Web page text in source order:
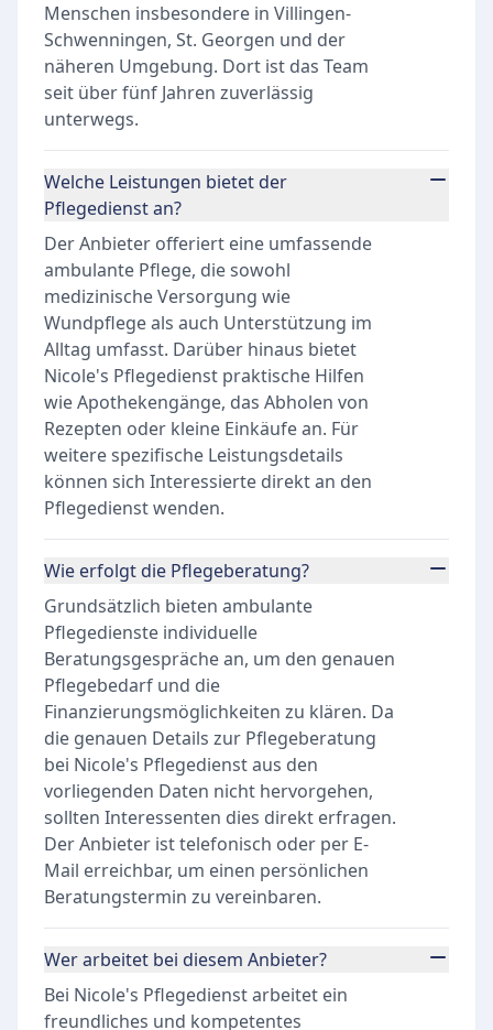
Menschen insbesondere in Villingen-
Schwenningen, St. Georgen und der
näheren Umgebung. Dort ist das Team
seit über fünf Jahren zuverlässig
unterwegs.
Welche Leistungen bietet der
Pflegedienst an?
Der Anbieter offeriert eine umfassende
ambulante Pflege, die sowohl
medizinische Versorgung wie
Wundpflege als auch Unterstützung im
Alltag umfasst. Darüber hinaus bietet
Nicole's Pflegedienst praktische Hilfen
wie Apothekengänge, das Abholen von
Rezepten oder kleine Einkäufe an. Für
weitere spezifische Leistungsdetails
können sich Interessierte direkt an den
Pflegedienst wenden.
Wie erfolgt die Pflegeberatung?
Grundsätzlich bieten ambulante
Pflegedienste individuelle
Beratungsgespräche an, um den genauen
Pflegebedarf und die
Finanzierungsmöglichkeiten zu klären. Da
die genauen Details zur Pflegeberatung
bei Nicole's Pflegedienst aus den
vorliegenden Daten nicht hervorgehen,
sollten Interessenten dies direkt erfragen.
Der Anbieter ist telefonisch oder per E-
Mail erreichbar, um einen persönlichen
Beratungstermin zu vereinbaren.
Wer arbeitet bei diesem Anbieter?
Bei Nicole's Pflegedienst arbeitet ein
freundliches und kompetentes